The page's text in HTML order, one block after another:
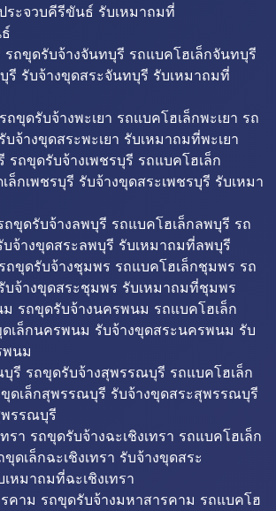
ระจวบคีรีขันธ์ รับเหมาถมที่
รถขุดรับจ้างจันทบุรี รถแบคโฮเล็กจันทบุรี
รี รับจ้างขุดสระจันทบุรี รับเหมาถมที่
ถขุดรับจ้างพะเยา รถแบคโฮเล็กพะเยา รถ
บจ้างขุดสระพะเยา รับเหมาถมที่พะเยา
รถขุดรับจ้างเพชรบุรี รถแบคโฮเล็ก
ล็กเพชรบุรี รับจ้างขุดสระเพชรบุรี รับเหมา
ขุดรับจ้างลพบุรี รถแบคโฮเล็กลพบุรี รถ
จ้างขุดสระลพบุรี รับเหมาถมที่ลพบุรี
ถขุดรับจ้างชุมพร รถแบคโฮเล็กชุมพร รถ
บจ้างขุดสระชุมพร รับเหมาถมที่ชุมพร
รถขุดรับจ้างนครพนม รถแบคโฮเล็ก
เล็กนครพนม รับจ้างขุดสระนครพนม รับ
พนม
รี รถขุดรับจ้างสุพรรณบุรี รถแบคโฮเล็ก
ดเล็กสุพรรณบุรี รับจ้างขุดสระสุพรรณบุรี
รรณบุรี
รา รถขุดรับจ้างฉะเชิงเทรา รถแบคโฮเล็ก
ขุดเล็กฉะเชิงเทรา รับจ้างขุดสระ
เหมาถมที่ฉะเชิงเทรา
คาม รถขุดรับจ้างมหาสารคาม รถแบคโฮ